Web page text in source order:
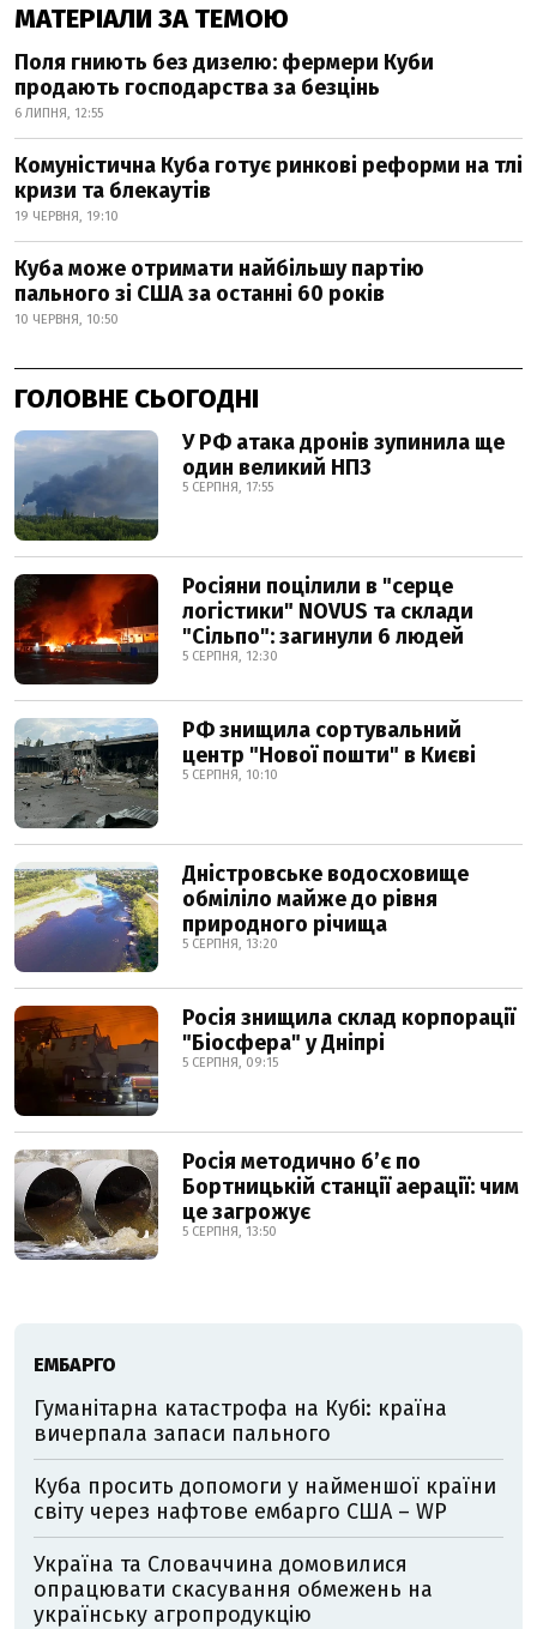
МАТЕРІАЛИ ЗА ТЕМОЮ
Поля гниють без дизелю: фермери Куби
продають господарства за безцінь
6 ЛИПНЯ, 12:55
Комуністична Куба готує ринкові реформи на тлі
кризи та блекаутів
19 ЧЕРВНЯ, 19:10
Куба може отримати найбільшу партію
пального зі США за останні 60 років
10 ЧЕРВНЯ, 10:50
ГОЛОВНЕ СЬОГОДНІ
У РФ атака дронів зупинила ще
один великий НПЗ
5 СЕРПНЯ, 17:55
Росіяни поцілили в "серце
логістики" NOVUS та склади
"Сільпо": загинули 6 людей
5 СЕРПНЯ, 12:30
РФ знищила сортувальний
центр "Нової пошти" в Києві
5 СЕРПНЯ, 10:10
Дністровське водосховище
обміліло майже до рівня
природного річища
5 СЕРПНЯ, 13:20
Росія знищила склад корпорації
"Біосфера" у Дніпрі
5 СЕРПНЯ, 09:15
Росія методично б’є по
Бортницькій станції аерації: чим
це загрожує
5 СЕРПНЯ, 13:50
ЕМБАРГО
Гуманітарна катастрофа на Кубі: країна
вичерпала запаси пального
Куба просить допомоги у найменшої країни
світу через нафтове ембарго США – WP
Україна та Словаччина домовилися
опрацювати скасування обмежень на
українську агропродукцію